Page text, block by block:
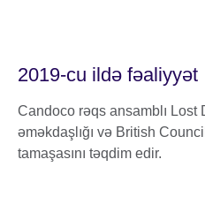
2019-cu ildə fəaliyyət
Candoco rəqs ansamblı Lost
əməkdaşlığı və British
tamaşasını təqdim edir.